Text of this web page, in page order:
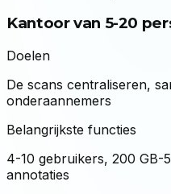
Kantoor van 5-20
Doelen
De scans centraliseren,
onderaannemers
Belangrijkste functies
4-10 gebruikers, 200 GB-
annotaties